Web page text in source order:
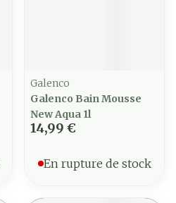
Galenco
Galenco Bain Mousse
New Aqua 1l
14,99 €
En rupture de stock